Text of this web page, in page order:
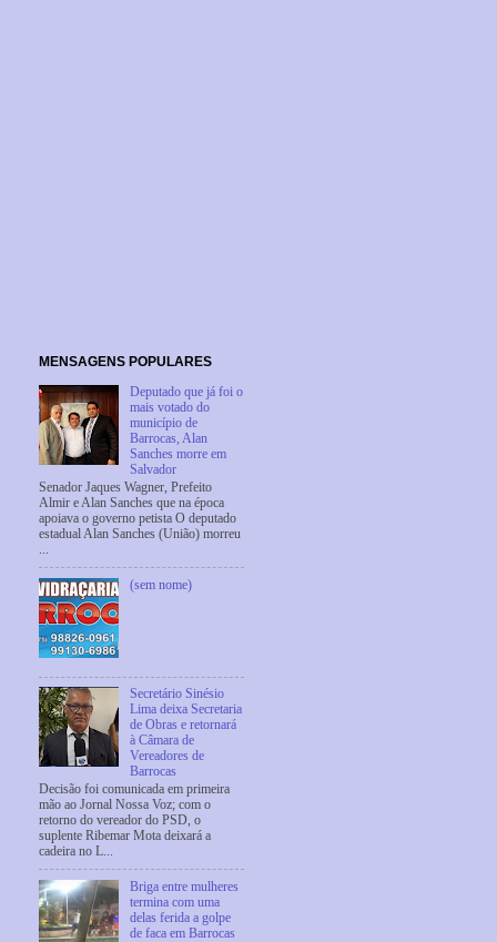
MENSAGENS POPULARES
Deputado que já foi o
mais votado do
município de
Barrocas, Alan
Sanches morre em
Salvador
Senador Jaques Wagner, Prefeito
Almir e Alan Sanches que na época
apoiava o governo petista O deputado
estadual Alan Sanches (União) morreu
...
(sem nome)
Secretário Sinésio
Lima deixa Secretaria
de Obras e retornará
à Câmara de
Vereadores de
Barrocas
Decisão foi comunicada em primeira
mão ao Jornal Nossa Voz; com o
retorno do vereador do PSD, o
suplente Ribemar Mota deixará a
cadeira no L...
Briga entre mulheres
termina com uma
delas ferida a golpe
de faca em Barrocas